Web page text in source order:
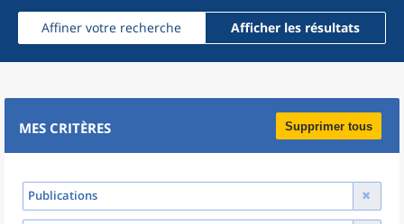
Affiner votre recherche Afficher les résultats
MES CRITÈRES Supprimer tous
Publications